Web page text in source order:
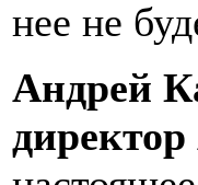
нее не
Андрей